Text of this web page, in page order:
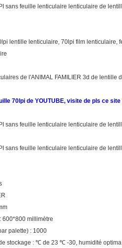
sans feuille lenticulaire lenticulaire de
lentille lenticulaire, 70lpi film lenticulaire,
de l'ANIMAL FAMILIER 3d de lentille
70lpi de YOUTUBE, visite de pls ce site
sans feuille lenticulaire lenticulaire de
sans feuille lenticulaire lenticulaire de
600*800 millimètre
palette) : 1000
stockage : ℃ de 23 ℃ -30, humidité